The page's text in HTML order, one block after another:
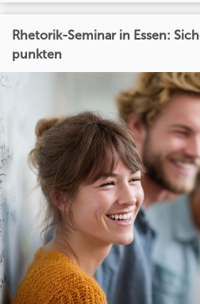
Rhetorik-Seminar in Essen:
punkten